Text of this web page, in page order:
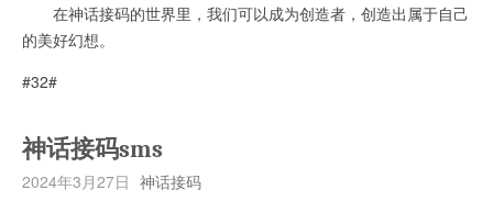
在神话接码的世界里，我们可以成为创造者，创造出属于自己
的美好幻想。
#32#
神话接码sms
2024年3月27日 神话接码